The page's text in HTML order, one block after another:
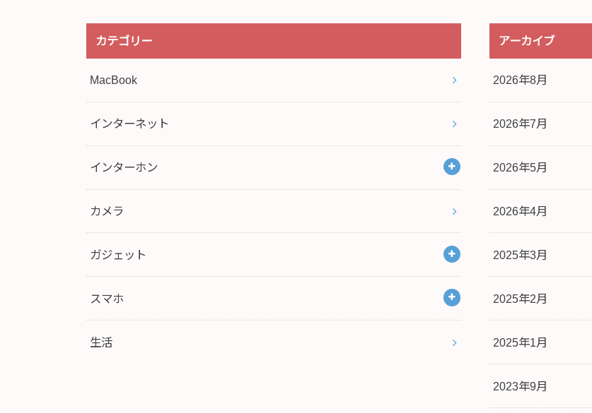
カテゴリー
MacBook
インターネット
インターホン
カメラ
ガジェット
スマホ
生活
アーカイブ
2026年8月
2026年7月
2026年5月
2026年4月
2025年3月
2025年2月
2025年1月
2023年9月